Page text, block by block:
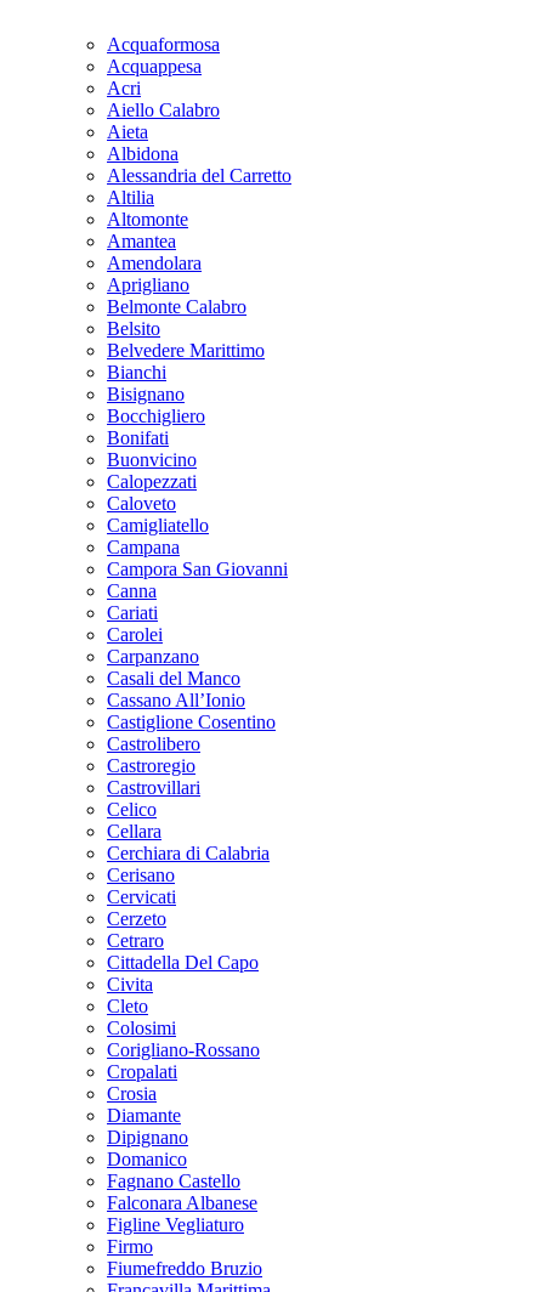
Acquaformosa
Acquappesa
Acri
Aiello Calabro
Aieta
Albidona
Alessandria del Carretto
Altilia
Altomonte
Amantea
Amendolara
Aprigliano
Belmonte Calabro
Belsito
Belvedere Marittimo
Bianchi
Bisignano
Bocchigliero
Bonifati
Buonvicino
Calopezzati
Caloveto
Camigliatello
Campana
Campora San Giovanni
Canna
Cariati
Carolei
Carpanzano
Casali del Manco
Cassano All’Ionio
Castiglione Cosentino
Castrolibero
Castroregio
Castrovillari
Celico
Cellara
Cerchiara di Calabria
Cerisano
Cervicati
Cerzeto
Cetraro
Cittadella Del Capo
Civita
Cleto
Colosimi
Corigliano-Rossano
Cropalati
Crosia
Diamante
Dipignano
Domanico
Fagnano Castello
Falconara Albanese
Figline Vegliaturo
Firmo
Fiumefreddo Bruzio